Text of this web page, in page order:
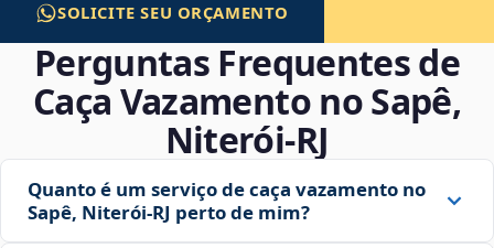
SOLICITE SEU ORÇAMENTO
Perguntas Frequentes de
Caça Vazamento no Sapê,
Niterói‑RJ
Quanto é um serviço de caça vazamento no
Sapê, Niterói‑RJ perto de mim?